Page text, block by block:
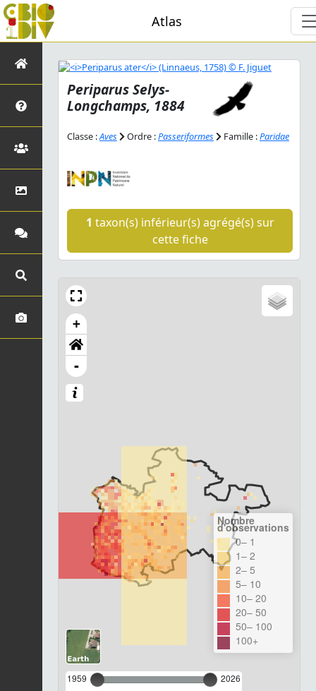
Atlas
PeriparusSelys-
Longchamps, 1884
Classe :Aves Ordre :Passeriformes Famille :Paridae
1 taxon(s) inférieur(s) agrégé(s) sur
cette fiche
+
-
1959 2026
Nombre
d'observations
0– 1
1– 2
2– 5
5– 10
10– 20
20– 50
50– 100
100+